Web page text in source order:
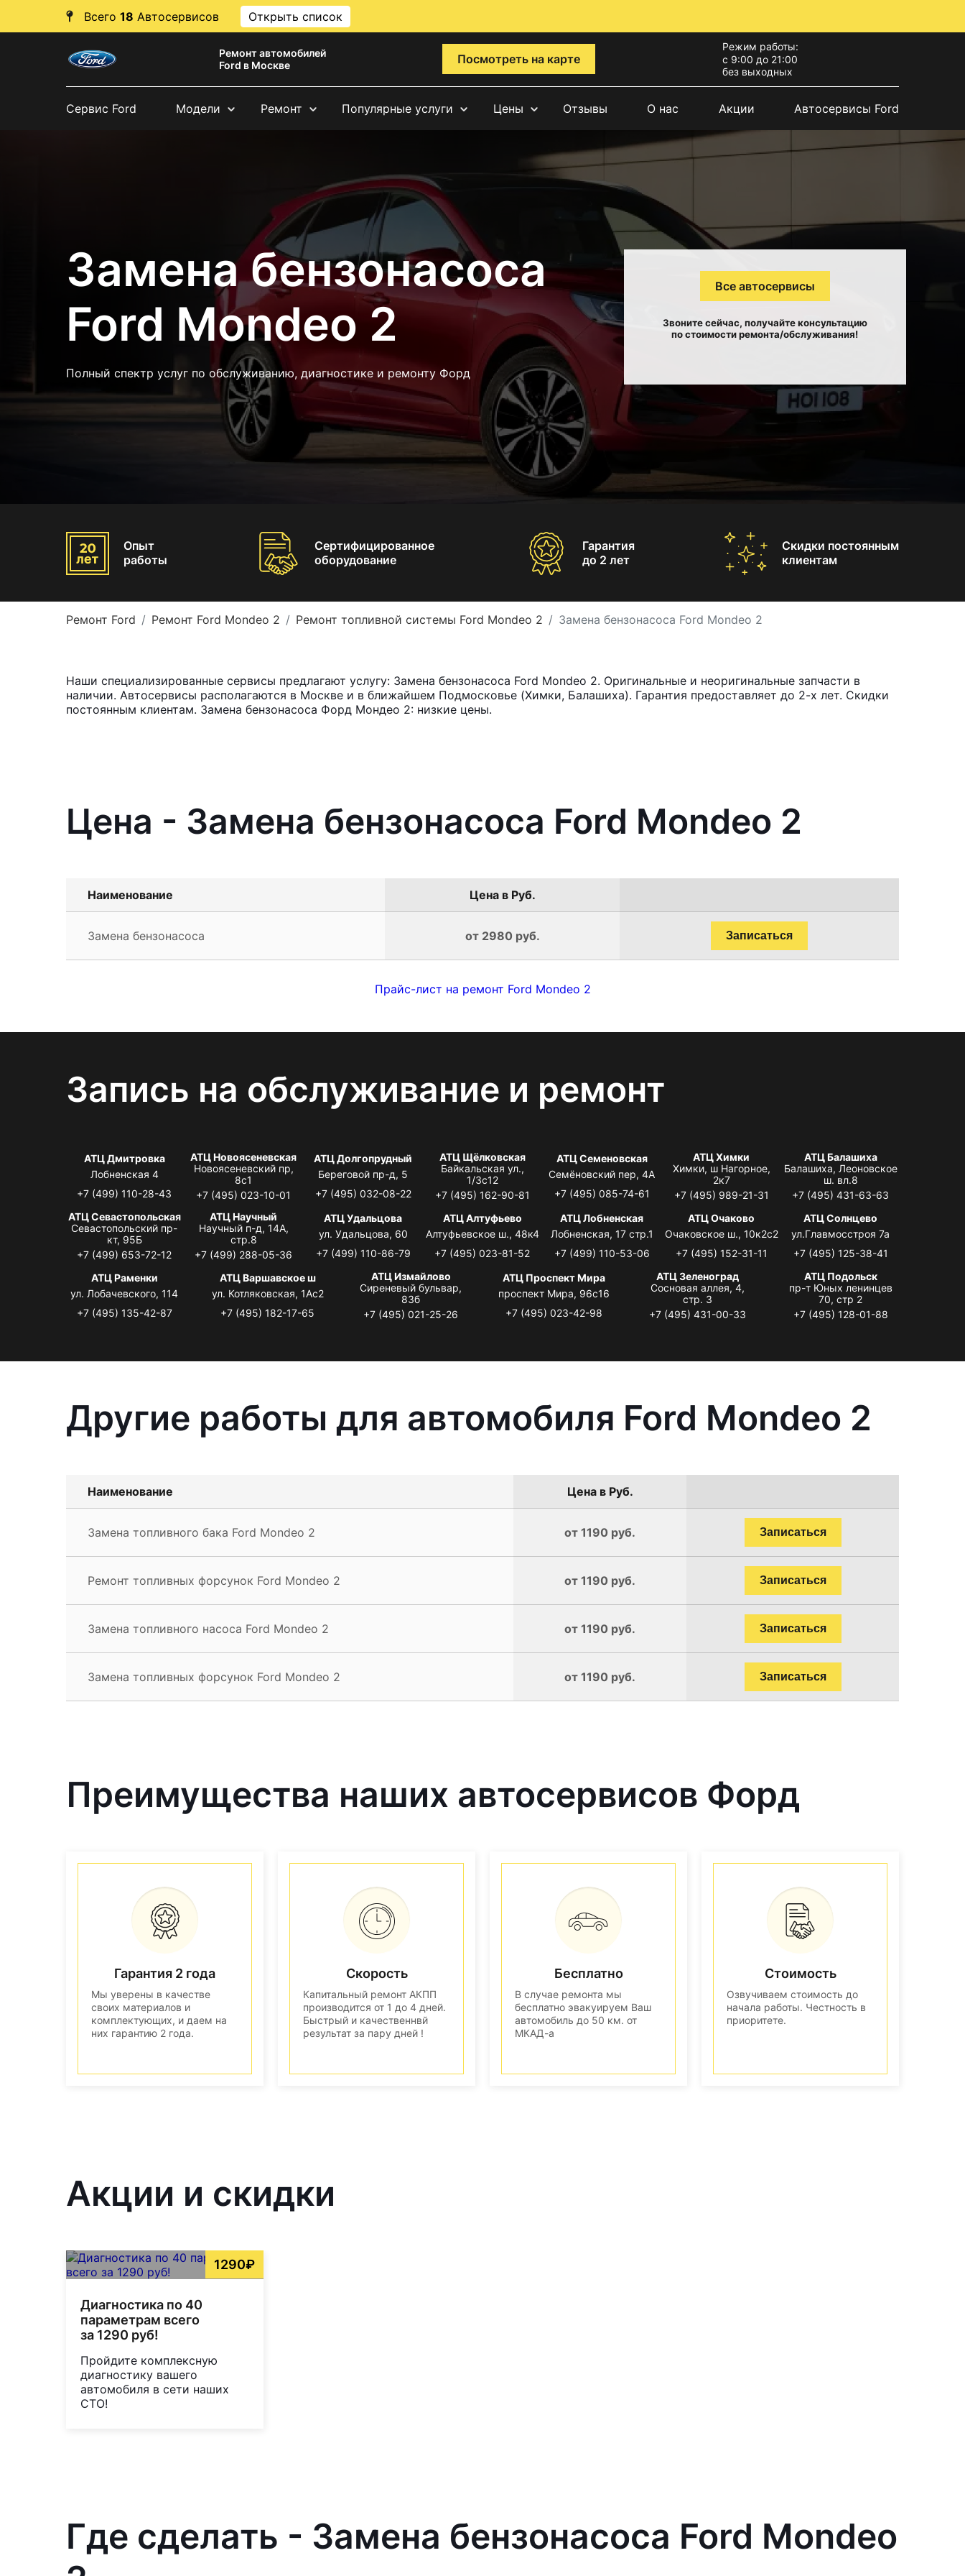
Всего 18 Автосервисов Открыть список
Ремонт автомобилей
Ford в Москве
Посмотреть на карте
Режим работы:
с 9:00 до 21:00
без выходных
Сервис Ford Модели Ремонт Популярные услуги Цены Отзывы О нас Акции Автосервисы Ford
Замена бензонасоса
Ford Mondeo 2
Полный спектр услуг по обслуживанию, диагностике и ремонту Форд
Все автосервисы
Звоните сейчас, получайте консультацию
по стоимости ремонта/обслуживания!
Опыт
работы
Сертифицированное
оборудование
Гарантия
до 2 лет
Скидки постоянным
клиентам
Ремонт Ford Ремонт Ford Mondeo 2 Ремонт топливной системы Ford Mondeo 2 Замена бензонасоса Ford Mondeo 2
Наши специализированные сервисы предлагают услугу: Замена бензонасоса Ford Mondeo 2. Оригинальные и неоригинальные запчасти в
наличии. Автосервисы располагаются в Москве и в ближайшем Подмосковье (Химки, Балашиха). Гарантия предоставляет до 2-х лет. Скидки
постоянным клиентам. Замена бензонасоса Форд Мондео 2: низкие цены.
Цена - Замена бензонасоса Ford Mondeo 2
Наименование Цена в Руб.
Замена бензонасоса от 2980 руб. Записаться
Прайс-лист на ремонт Ford Mondeo 2
Запись на обслуживание и ремонт
АТЦ Дмитровка
Лобненская 4
+7 (499) 110-28-43
АТЦ Новоясеневская
Новоясеневский пр,
8с1
+7 (495) 023-10-01
АТЦ Долгопрудный
Береговой пр-д, 5
+7 (495) 032-08-22
АТЦ Щёлковская
Байкальская ул.,
1/3с12
+7 (495) 162-90-81
АТЦ Семеновская
Семёновский пер, 4А
+7 (495) 085-74-61
АТЦ Химки
Химки, ш Нагорное,
2к7
+7 (495) 989-21-31
АТЦ Балашиха
Балашиха, Леоновское
ш. вл.8
+7 (495) 431-63-63
АТЦ Севастопольская
Севастопольский пр-
кт, 95Б
+7 (499) 653-72-12
АТЦ Научный
Научный п-д, 14А,
стр.8
+7 (499) 288-05-36
АТЦ Удальцова
ул. Удальцова, 60
+7 (499) 110-86-79
АТЦ Алтуфьево
Алтуфьевское ш., 48к4
+7 (495) 023-81-52
АТЦ Лобненская
Лобненская, 17 стр.1
+7 (499) 110-53-06
АТЦ Очаково
Очаковское ш., 10к2с2
+7 (495) 152-31-11
АТЦ Солнцево
ул.Главмосстроя 7а
+7 (495) 125-38-41
АТЦ Раменки
ул. Лобачевского, 114
+7 (495) 135-42-87
АТЦ Варшавское ш
ул. Котляковская, 1Ас2
+7 (495) 182-17-65
АТЦ Измайлово
Сиреневый бульвар,
83б
+7 (495) 021-25-26
АТЦ Проспект Мира
проспект Мира, 96с16
+7 (495) 023-42-98
АТЦ Зеленоград
Сосновая аллея, 4,
стр. 3
+7 (495) 431-00-33
АТЦ Подольск
пр-т Юных ленинцев
70, стр 2
+7 (495) 128-01-88
Другие работы для автомобиля Ford Mondeo 2
Наименование Цена в Руб.
Замена топливного бака Ford Mondeo 2 от 1190 руб. Записаться
Ремонт топливных форсунок Ford Mondeo 2 от 1190 руб. Записаться
Замена топливного насоса Ford Mondeo 2 от 1190 руб. Записаться
Замена топливных форсунок Ford Mondeo 2 от 1190 руб. Записаться
Преимущества наших автосервисов Форд
Гарантия 2 года
Мы уверены в качестве
своих материалов и
комплектующих, и даем на
них гарантию 2 года.
Скорость
Капитальный ремонт АКПП
производится от 1 до 4 дней.
Быстрый и качественнвй
результат за пару дней !
Бесплатно
В случае ремонта мы
бесплатно эвакуируем Ваш
автомобиль до 50 км. от
МКАД-а
Стоимость
Озвучиваем стоимость до
начала работы. Честность в
приоритете.
Акции и скидки
1290₽
Диагностика по 40
параметрам всего
за 1290 руб!
Пройдите комплексную
диагностику вашего
автомобиля в сети наших
СТО!
Где сделать - Замена бензонасоса Ford Mondeo